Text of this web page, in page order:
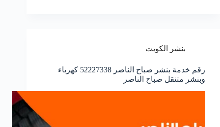
بنشر الكويت
رقم خدمة بنشر صباح الناصر 52227338 كهرباء
وبنشر متنقل صباح الناصر